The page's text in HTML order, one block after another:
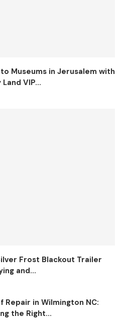
Museums in Jerusalem with
Land VIP...
Frost Blackout Trailer
and...
Repair in Wilmington NC:
the Right...